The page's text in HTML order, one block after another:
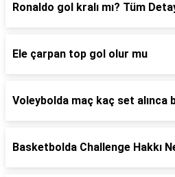
Ronaldo gol kralı mı? Tüm
Ele çarpan top gol olur mu
Voleybolda maç kaç set alınca
Basketbolda Challenge Hakkı